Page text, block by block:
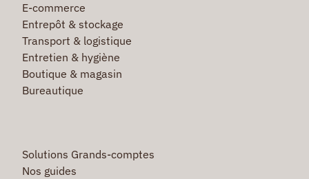
E-commerce
Entrepôt & stockage
Transport & logistique
Entretien & hygiène
Boutique & magasin
Bureautique
Solutions Grands-comptes
Nos guides